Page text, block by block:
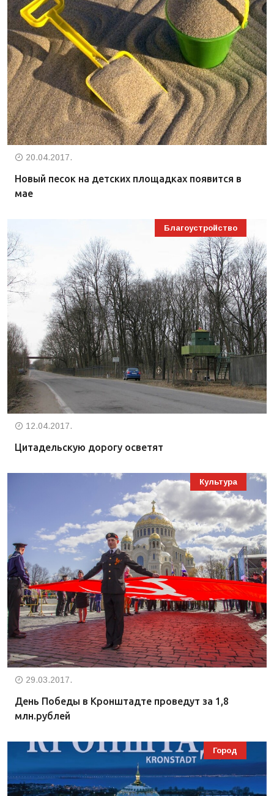
20.04.2017.
Новый песок на детских площадках появится в
мае
Благоустройство
12.04.2017.
Цитадельскую дорогу осветят
Культура
29.03.2017.
День Победы в Кронштадте проведут за 1,8
млн.рублей
Город